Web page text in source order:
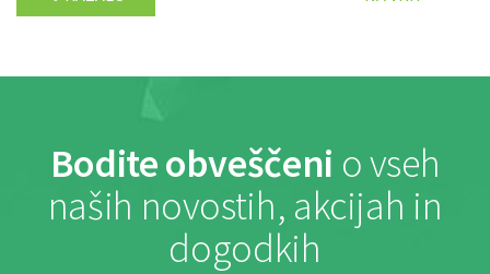
Bodite obveščeni o vseh
naših novostih, akcijah in
dogodkih